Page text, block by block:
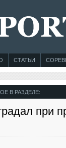
СТАТЬИ
В РАЗДЕЛЕ:
при